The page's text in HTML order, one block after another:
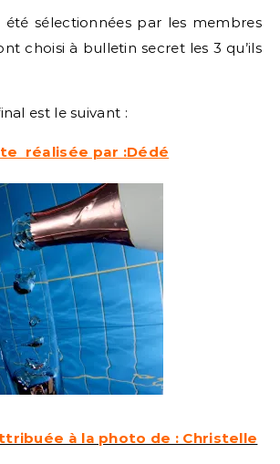
sélectionnées par les membres
choisi à bulletin secret les 3 qu’ils
est le suivant :
réalisée par :Dédé
à la photo de : Christelle